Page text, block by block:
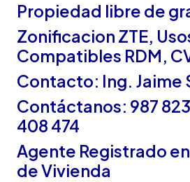
Propiedad libre de
Zonificacion ZTE,
Compatibles RDM,
Contacto: Ing. Jaime
Contáctanos: 987
408 474
Agente Registrado
de Vivienda